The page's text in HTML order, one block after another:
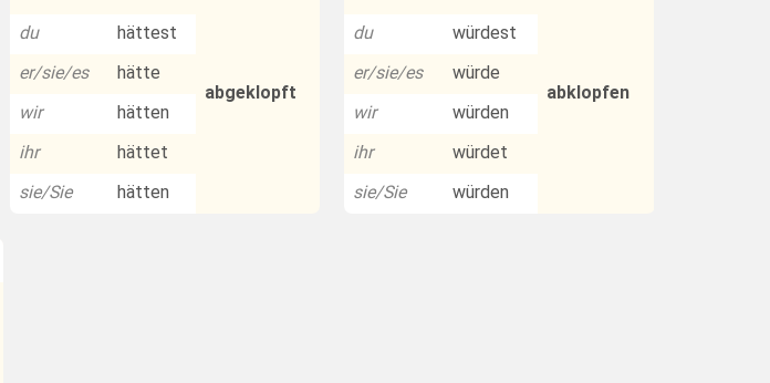
abgeklopft
du
hättest
er/sie/es
hätte
wir
hätten
ihr
hättet
sie/Sie
hätten
abklopfen
du
würdest
er/sie/es
würde
wir
würden
ihr
würdet
sie/Sie
würden